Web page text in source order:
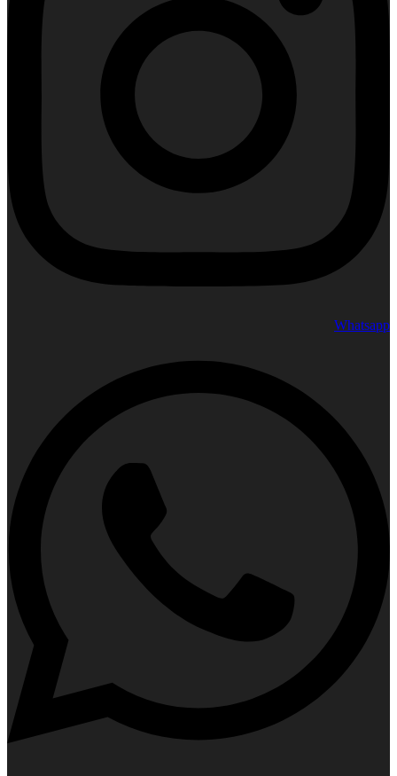
Whatsapp